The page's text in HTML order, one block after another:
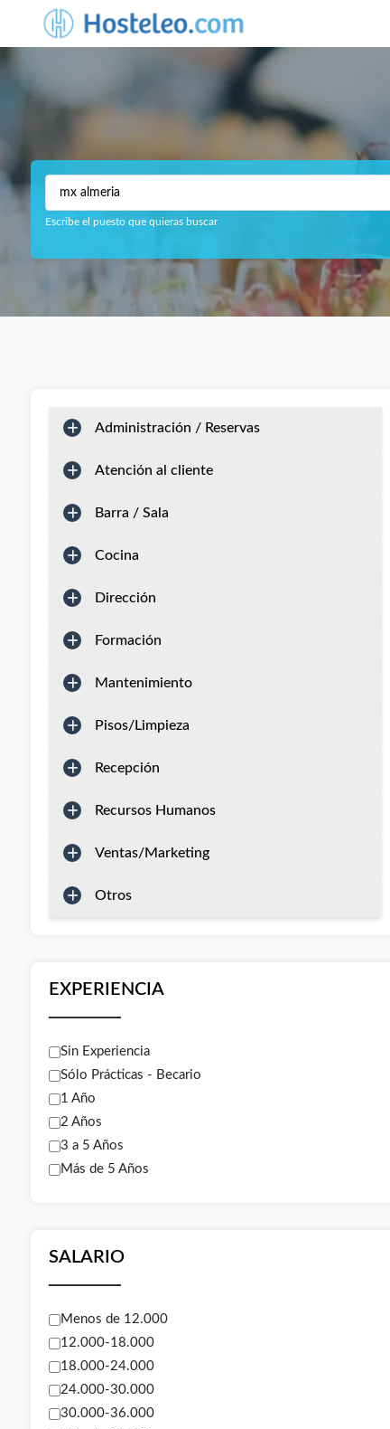
Escribe el puesto que quieras buscar
Administración / Reservas
Atención al cliente
Barra / Sala
Cocina
Dirección
Formación
Mantenimiento
Pisos/Limpieza
Recepción
Recursos Humanos
Ventas/Marketing
Otros
EXPERIENCIA
Sin Experiencia
Sólo Prácticas - Becario
1 Año
2 Años
3 a 5 Años
Más de 5 Años
SALARIO
Menos de 12.000
12.000-18.000
18.000-24.000
24.000-30.000
30.000-36.000